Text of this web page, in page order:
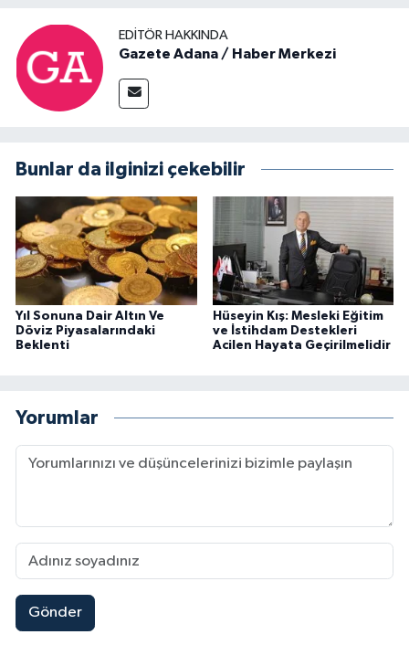
EDITÖR HAKKINDA
Gazete Adana / Haber Merkezi
Bunlar da ilginizi çekebilir
Yıl Sonuna Dair Altın Ve
Döviz Piyasalarındaki
Beklenti
Hüseyin Kış: Mesleki Eğitim
ve İstihdam Destekleri
Acilen Hayata Geçirilmelidir
Yorumlar
Gönder